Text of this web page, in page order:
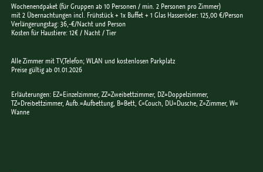
Wochenendpaket (für Gruppen ab 10 Personen / min. 2 Personen pro Zimmer)
mit 2 Übernachtungen incl. Frühstück + 1x Buffet + 1 Glas Hasseröder: 125,00 €/Person
Verlängerungstag: 36,-€/Nacht und Person
Kosten für Haustiere: 12€ / Nacht / Tier
Alle Zimmer mit TV,Telefon; WLAN und kostenlosen Parkplatz
Preise gültig ab 01.01.2026
Erläuterungen: EZ=Einzelzimmer, ZZ=Zweibettzimmer, DZ=Doppelzimmer,
TZ=Dreibettzimmer, Aufb.=Aufbettung, B=Bett, C=Couch, DU=Dusche, Z=Zimmer, W=
Wanne